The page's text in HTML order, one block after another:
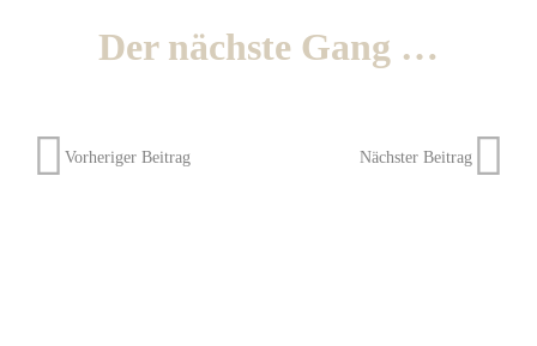
Der nächste Gang …
Vorheriger Beitrag Nächster Beitrag